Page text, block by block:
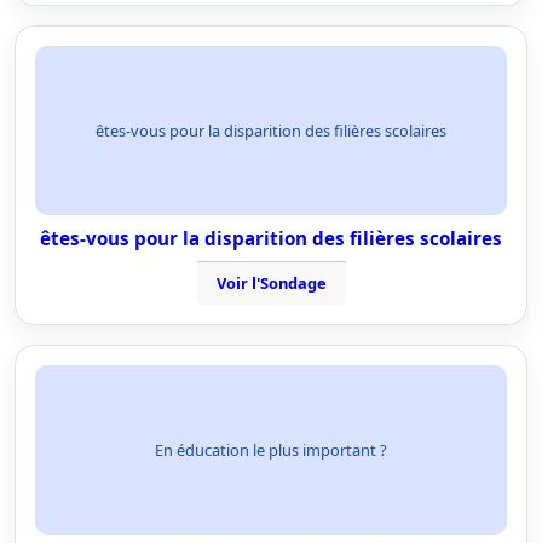
êtes-vous pour la disparition des filières scolaires
êtes-vous pour la disparition des filières scolaires
Voir l'Sondage
En éducation le plus important ?